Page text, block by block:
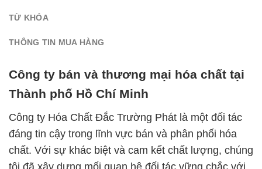
TỪ KHÓA
THÔNG TIN MUA HÀNG
Công ty bán và thương mại hóa chất tại
Thành phố Hồ Chí Minh
Công ty Hóa Chất Đắc Trường Phát là một đối tác
đáng tin cậy trong lĩnh vực bán và phân phối hóa
chất. Với sự khác biệt và cam kết chất lượng, chúng